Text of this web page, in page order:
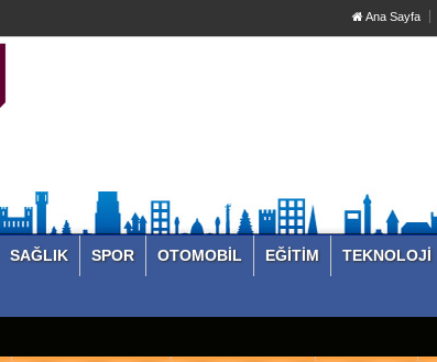
Ana Sayfa
SAĞLIK SPOR OTOMOBİL EĞİTİM TEKNOLOJİ